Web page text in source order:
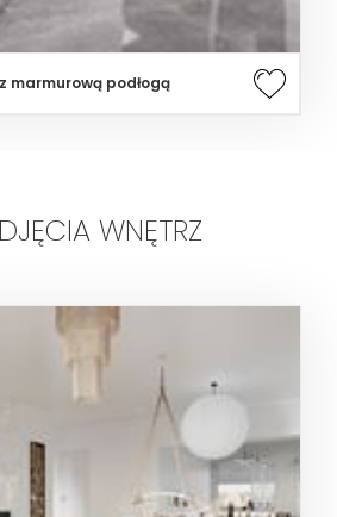
marmurową podłogą
WNĘTRZ